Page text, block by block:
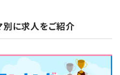
間）
別に求人をご紹介